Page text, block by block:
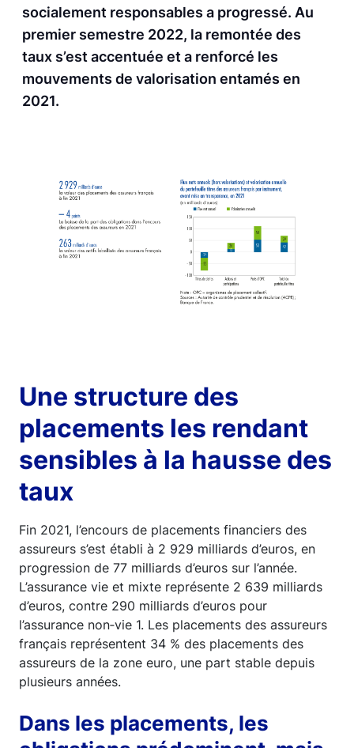
socialement responsables a progressé. Au
premier semestre 2022, la remontée des
taux s’est accentuée et a renforcé les
mouvements de valorisation entamés en
2021.
Une structure des
placements les rendant
sensibles à la hausse des
taux
Fin 2021, l’encours de placements financiers des
assureurs s’est établi à 2 929 milliards d’euros, en
progression de 77 milliards d’euros sur l’année.
L’assurance vie et mixte représente 2 639 milliards
d’euros, contre 290 milliards d’euros pour
l’assurance non‑vie 1. Les placements des assureurs
français représentent 34 % des placements des
assureurs de la zone euro, une part stable depuis
plusieurs années.
Dans les placements, les